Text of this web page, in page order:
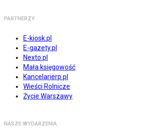
PARTNERZY
E-kiosk.pl
E-gazety.pl
Nexto.pl
Mała księgowość
Kancelarierp.pl
Wieści Rolnicze
Życie Warszawy
NASZE WYDARZENIA